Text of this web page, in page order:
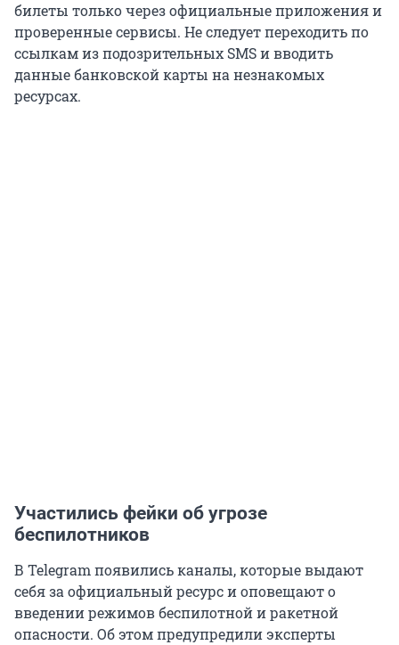
билеты только через официальные приложения и
проверенные сервисы. Не следует переходить по
ссылкам из подозрительных SMS и вводить
данные банковской карты на незнакомых
ресурсах.
Участились фейки об угрозе
беспилотников
В Telegram появились каналы, которые выдают
себя за официальный ресурс и оповещают о
введении режимов беспилотной и ракетной
опасности. Об этом предупредили эксперты